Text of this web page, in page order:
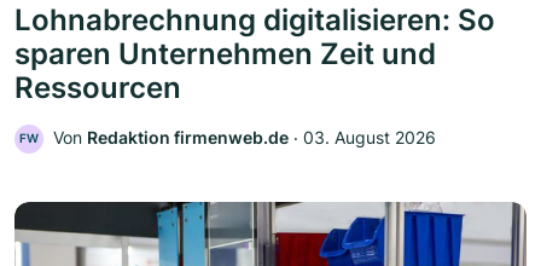
Lohnabrechnung digitalisieren: So
sparen Unternehmen Zeit und
Ressourcen
FW Von Redaktion firmenweb.de ‧ 03. August 2026